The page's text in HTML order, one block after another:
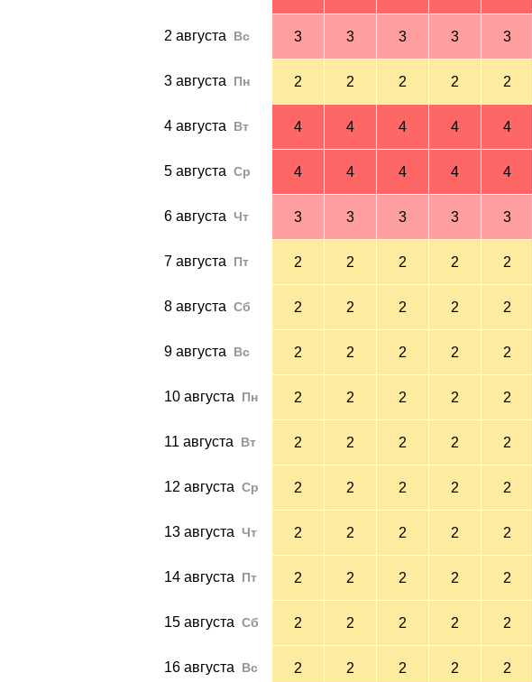
2 августа Вс 3 3 3 3 3
3 августа Пн 2 2 2 2 2
4 августа Вт 4 4 4 4 4
5 августа Ср 4 4 4 4 4
6 августа Чт 3 3 3 3 3
7 августа Пт 2 2 2 2 2
8 августа Сб 2 2 2 2 2
9 августа Вс 2 2 2 2 2
10 августа Пн 2 2 2 2 2
11 августа Вт 2 2 2 2 2
12 августа Ср 2 2 2 2 2
13 августа Чт 2 2 2 2 2
14 августа Пт 2 2 2 2 2
15 августа Сб 2 2 2 2 2
16 августа Вс 2 2 2 2 2